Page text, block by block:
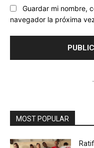
Guardar mi nombre,
navegador la próxima
MOST POPULAR